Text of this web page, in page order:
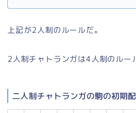
上記が2人制のルールだ。
2人制チャトランガは4人制のルー
二人制チャトランガの駒の初期